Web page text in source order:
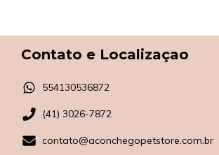
Contato e Localizaçao
554130536872
(41) 3026-7872
contato@aconchegopetstore.com.br